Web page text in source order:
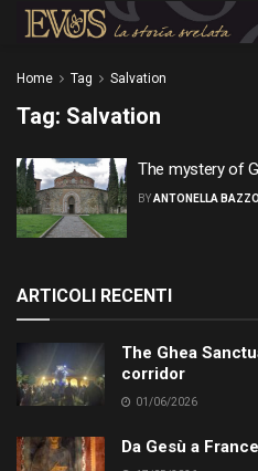
Home Tag Salvation
Tag: Salvation
The mystery of
BYANTONELLA
ARTICOLI RECENTI
The Ghea
corridor
01/06/2026
Da Gesù a